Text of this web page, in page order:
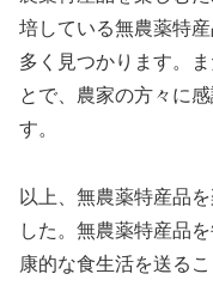
培している無農薬特
多く見つかります。
とで、農家の方々に
す。
以上、無農薬特産品
した。無農薬特産品
康的な食生活を送る